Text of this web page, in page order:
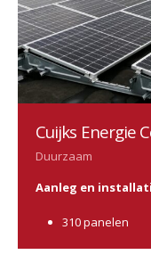
Cuijks Energie
Duurzaam
Aanleg en
310 panelen